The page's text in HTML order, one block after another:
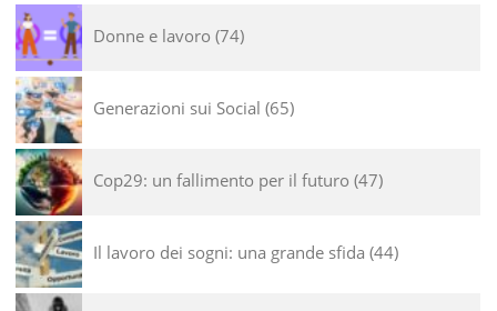
Donne e lavoro 74
Generazioni sui Social 65
Cop29: un fallimento per il futuro 47
Il lavoro dei sogni: una grande sfida 44